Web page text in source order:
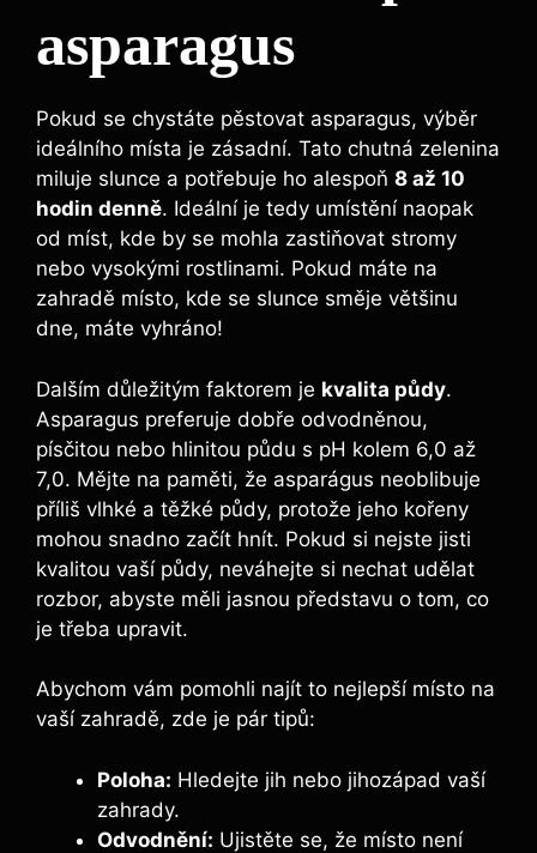
asparagus
Pokud se chystáte pěstovat asparagus, výběr
ideálního místa je zásadní. Tato chutná zelenina
miluje slunce a potřebuje ho alespoň 8 až 10
hodin denně. Ideální je tedy umístění naopak
od míst, kde by se mohla zastiňovat stromy
nebo vysokými rostlinami. Pokud máte na
zahradě místo, kde se slunce směje většinu
dne, máte vyhráno!
Dalším důležitým faktorem je kvalita půdy.
Asparagus preferuje dobře odvodněnou,
písčitou nebo hlinitou půdu s pH kolem 6,0 až
7,0. Mějte na paměti, že asparágus neoblibuje
příliš vlhké a těžké půdy, protože jeho kořeny
mohou snadno začít hnít. Pokud si nejste jisti
kvalitou vaší půdy, neváhejte si nechat udělat
rozbor, abyste měli jasnou představu o tom, co
je třeba upravit.
Abychom vám pomohli najít to nejlepší místo na
vaší zahradě, zde je pár tipů:
Poloha: Hledejte jih nebo jihozápad vaší
zahrady.
Odvodnění: Ujistěte se, že místo není